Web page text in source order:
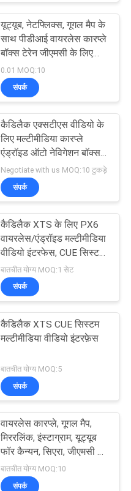
यूट्यूब, नेटफ्लिक्स, गूगल मैप के
साथ पीडीआई वायरलेस कारप्ले
बॉक्स टेरेन जीएमसी के लिए
एंड्रॉइड मल्टीमीडिया वीडियो
इंटरफेस
0.01 MOQ:10
संपर्क
कैडिलैक एक्सटीएस वीडियो के
लिए मल्टीमीडिया कारप्ले
एंड्रॉइड ऑटो नेविगेशन बॉक्स
वीडियो इंटरफ़ेस
Negotiate with us MOQ:10 टुकड़े
संपर्क
कैडिलैक XTS के लिए PX6
वायरलेस/एंड्रॉइड मल्टीमीडिया
वीडियो इंटरफेस, CUE सिस्टम
के साथ ATS में YuToube,
NetFlix शामिल है
बातचीत योग्य MOQ:1 सेट
संपर्क
कैडिलैक XTS CUE सिस्टम
मल्टीमीडिया वीडियो इंटरफ़ेस
बातचीत योग्य MOQ:5
संपर्क
वायरलेस कारप्ले, गूगल मैप,
मिररलिंक, इंस्टाग्राम, यूट्यूब
फॉर कैन्यन, सिएरा, जीएमसी के
साथ 4+64GB एंड्रॉइड कार
इंटरफेस
बातचीत योग्य MOQ:10
संपर्क